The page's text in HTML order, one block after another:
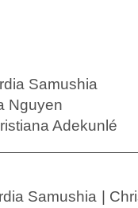
Samushia
Nguyen
Adekunlé
Samushia |